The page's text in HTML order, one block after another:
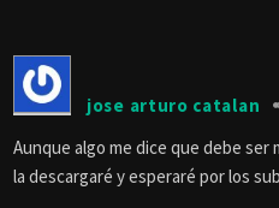
jose arturo catalan
Aunque algo me dice que debe ser
la descargaré y esperaré por los